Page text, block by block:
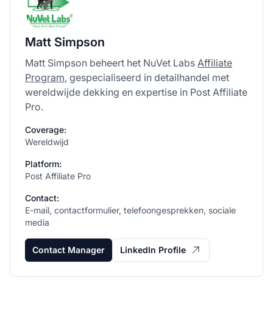
Matt Simpson
Matt Simpson beheert het NuVet Labs Affiliate
Program, gespecialiseerd in detailhandel met
wereldwijde dekking en expertise in Post Affiliate
Pro.
Coverage:
Wereldwijd
Platform:
Post Affiliate Pro
Contact:
E-mail, contactformulier, telefoongesprekken, sociale
media
Contact Manager LinkedIn Profile